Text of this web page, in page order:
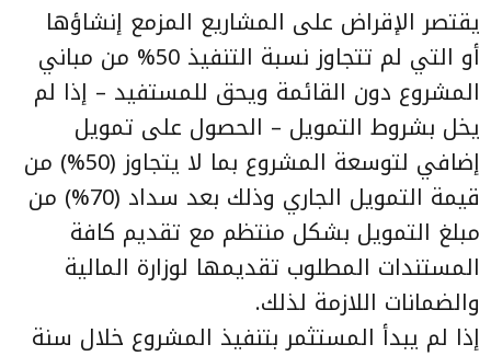
يقتصر الإقراض على المشاريع المزمع إنشاؤها
أو التي لم تتجاوز نسبة التنفيذ 50% من مباني
المشروع دون القائمة ويحق للمستفيد – إذا لم
يخل بشروط التمويل – الحصول على تمويل
إضافي لتوسعة المشروع بما لا يتجاوز (50%) من
قيمة التمويل الجاري وذلك بعد سداد (70%) من
مبلغ التمويل بشكل منتظم مع تقديم كافة
المستندات المطلوب تقديمها لوزارة المالية
والضمانات اللازمة لذلك.
إذا لم يبدأ المستثمر بتنفيذ المشروع خلال سنة